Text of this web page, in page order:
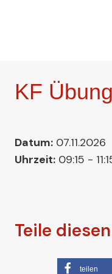
KF
Datum: 07.11.2026
Uhrzeit: 09:15 -
Teile
teilen